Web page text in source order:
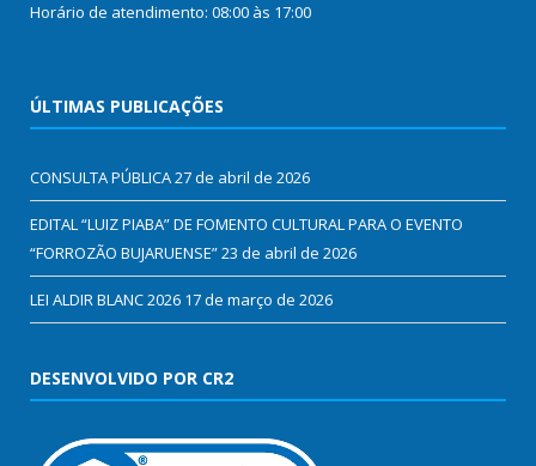
Horário de atendimento: 08:00 às 17:00
ÚLTIMAS PUBLICAÇÕES
CONSULTA PÚBLICA27 de abril de 2026
EDITAL “LUIZ PIABA” DE FOMENTO CULTURAL PARA O EVENTO
“FORROZÃO BUJARUENSE”23 de abril de 2026
LEI ALDIR BLANC 2026 17 de março de 2026
DESENVOLVIDO POR CR2